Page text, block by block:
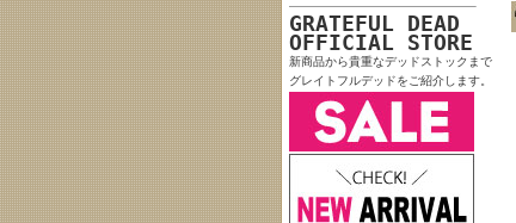
GRATEFUL DEAD
OFFICIAL STORE
新商品から貴重なデッドストックまで
グレイトフルデッドをご紹介します。